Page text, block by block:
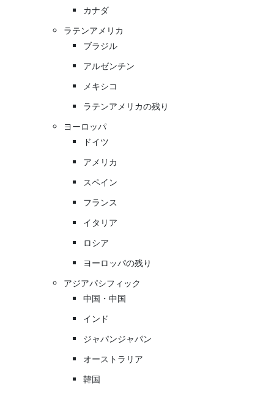
カナダ
ラテンアメリカ
ブラジル
アルゼンチン
メキシコ
ラテンアメリカの残り
ヨーロッパ
ドイツ
アメリカ
スペイン
フランス
イタリア
ロシア
ヨーロッパの残り
アジアパシフィック
中国・中国
インド
ジャパンジャパン
オーストラリア
韓国